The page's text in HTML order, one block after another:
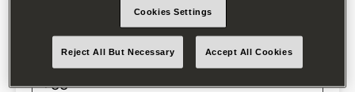
Telefon
Cookies Settings
Reject All But Necessary Accept All Cookies